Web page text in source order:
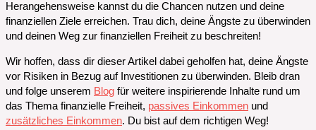
Herangehensweise kannst du die Chancen nutzen und deine
finanziellen Ziele erreichen. Trau dich, deine Ängste zu überwinden
und deinen Weg zur finanziellen Freiheit zu beschreiten!
Wir hoffen, dass dir dieser Artikel dabei geholfen hat, deine Ängste
vor Risiken in Bezug auf Investitionen zu überwinden. Bleib dran
und folge unserem Blog für weitere inspirierende Inhalte rund um
das Thema finanzielle Freiheit, passives Einkommen und
zusätzliches Einkommen. Du bist auf dem richtigen Weg!